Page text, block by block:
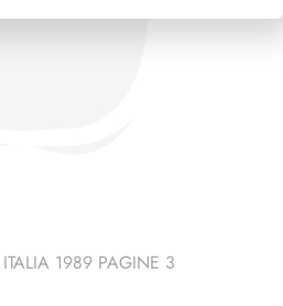
1989 PAGINE 3